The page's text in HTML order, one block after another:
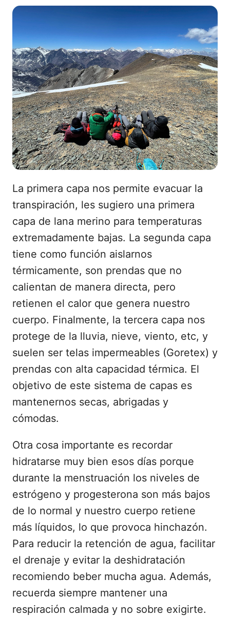
La primera capa nos permite evacuar la
transpiración, les sugiero una primera
capa de lana merino para temperaturas
extremadamente bajas. La segunda capa
tiene como función aislarnos
térmicamente, son prendas que no
calientan de manera directa, pero
retienen el calor que genera nuestro
cuerpo. Finalmente, la tercera capa nos
protege de la lluvia, nieve, viento, etc, y
suelen ser telas impermeables (Goretex) y
prendas con alta capacidad térmica. El
objetivo de este sistema de capas es
mantenernos secas, abrigadas y
cómodas.
Otra cosa importante es recordar
hidratarse muy bien esos días porque
durante la menstruación los niveles de
estrógeno y progesterona son más bajos
de lo normal y nuestro cuerpo retiene
más líquidos, lo que provoca hinchazón.
Para reducir la retención de agua, facilitar
el drenaje y evitar la deshidratación
recomiendo beber mucha agua. Además,
recuerda siempre mantener una
respiración calmada y no sobre exigirte.